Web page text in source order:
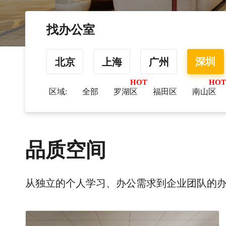
找办公室
北京 上海 广州 深圳
区域: 全部 罗湖区 福田区 南山区
品质空间
从独立的个人学习、办公需求到企业团队的